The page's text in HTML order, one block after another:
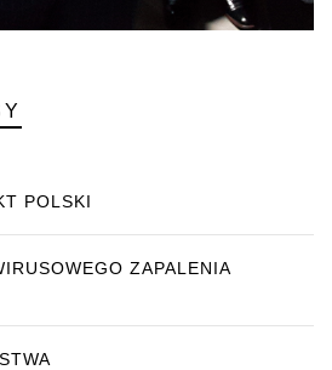
POLSKI
ZAPALENIA